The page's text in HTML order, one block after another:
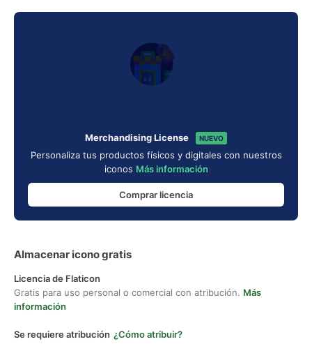
Merchandising License NUEVO
Personaliza tus productos físicos y digitales con nuestros
iconos Más información
Comprar licencia
Almacenar icono gratis
Licencia de Flaticon
Gratis para uso personal o comercial con atribución. Más
información
Se requiere atribución ¿Cómo atribuir?